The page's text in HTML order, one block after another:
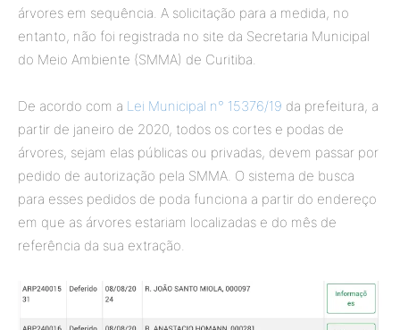
árvores em sequência. A solicitação para a medida, no
entanto, não foi registrada no site da Secretaria Municipal
do Meio Ambiente (SMMA) de Curitiba.
De acordo com a Lei Municipal n° 15376/19 da prefeitura, a
partir de janeiro de 2020, todos os cortes e podas de
árvores, sejam elas públicas ou privadas, devem passar por
pedido de autorização pela SMMA. O sistema de busca
para esses pedidos de poda funciona a partir do endereço
em que as árvores estariam localizadas e do mês de
referência da sua extração.